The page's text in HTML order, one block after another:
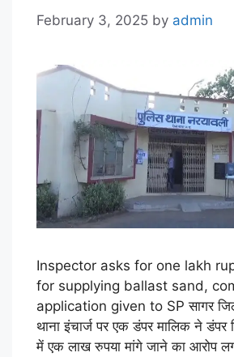
February 3, 2025 by admin
Inspector asks for one lakh
for supplying ballast sand,
application given to SP सागर
थाना इंचार्ज पर एक डंपर मालिक ने
में एक लाख रुपया मांगे जाने का आरोप